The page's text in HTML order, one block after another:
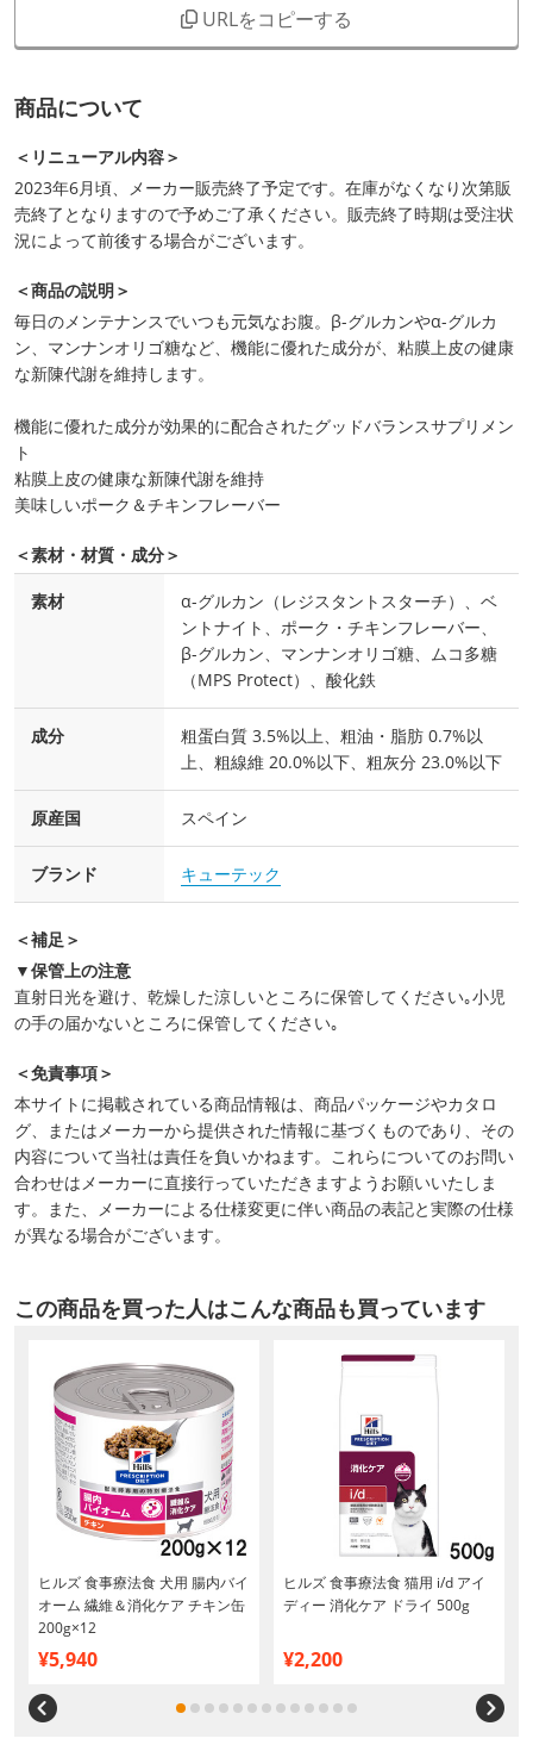
URLをコピーする
商品について
＜リニューアル内容＞
2023年6月頃、メーカー販売終了予定です。在庫がなくなり次第販
売終了となりますので予めご了承ください。販売終了時期は受注状
況によって前後する場合がございます。
＜商品の説明＞
毎日のメンテナンスでいつも元気なお腹。β-グルカンやα-グルカ
ン、マンナンオリゴ糖など、機能に優れた成分が、粘膜上皮の健康
な新陳代謝を維持します。
機能に優れた成分が効果的に配合されたグッドバランスサプリメン
ト
粘膜上皮の健康な新陳代謝を維持
美味しいポーク＆チキンフレーバー
＜素材・材質・成分＞
素材
α-グルカン（レジスタントスターチ）、ベ
ントナイト、ポーク・チキンフレーバー、
β-グルカン、マンナンオリゴ糖、ムコ多糖
（MPS Protect）、酸化鉄
成分
粗蛋白質 3.5%以上、粗油・脂肪 0.7%以
上、粗線維 20.0%以下、粗灰分 23.0%以下
原産国 スペイン
ブランド キューテック
＜補足＞
▼保管上の注意
直射日光を避け、乾燥した涼しいところに保管してください｡小児
の手の届かないところに保管してください｡
＜免責事項＞
本サイトに掲載されている商品情報は、商品パッケージやカタロ
グ、またはメーカーから提供された情報に基づくものであり、その
内容について当社は責任を負いかねます。これらについてのお問い
合わせはメーカーに直接行っていただきますようお願いいたしま
す。また、メーカーによる仕様変更に伴い商品の表記と実際の仕様
が異なる場合がございます。
この商品を買った人はこんな商品も買っています
ヒルズ 食事療法食 犬用 腸内バイ
オーム 繊維＆消化ケア チキン缶
200g×12
¥5,940
ヒルズ 食事療法食 猫用 i/d アイ
ディー 消化ケア ドライ 500g
¥2,200